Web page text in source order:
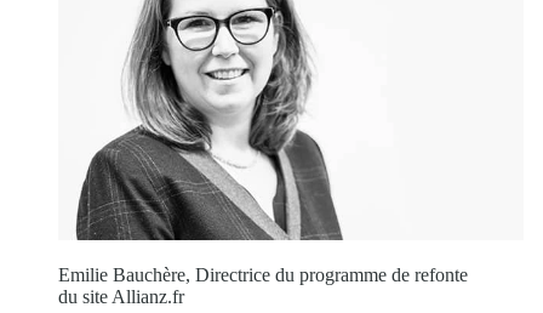
Emilie Bauchère, Directrice du programme de refonte
du site Allianz.fr